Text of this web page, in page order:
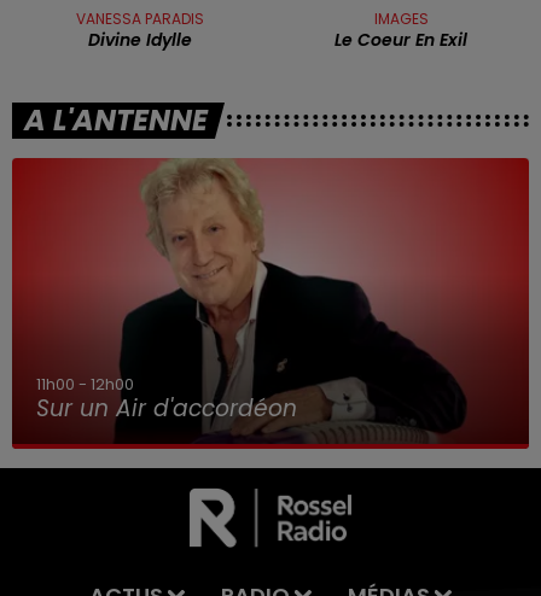
VANESSA PARADIS
Divine Idylle
IMAGES
Le Coeur En Exil
A L'ANTENNE
11h00 - 12h00
Sur un Air d'accordéon